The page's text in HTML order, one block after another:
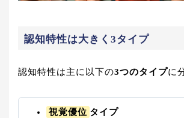
認知特性は大きく3タイプ
認知特性は主に以下の3つのタイプに
視覚優位 タイプ